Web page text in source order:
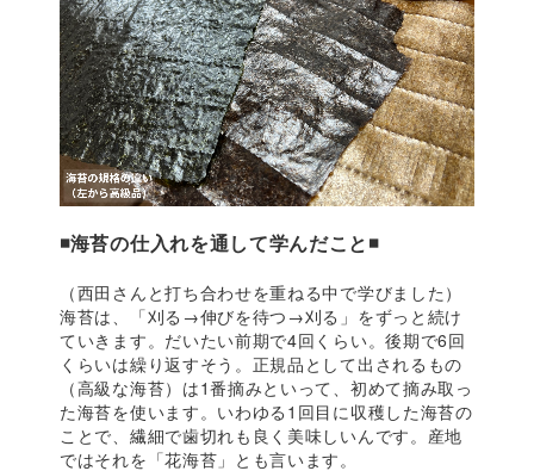
◾️海苔の仕入れを通して学んだこと◾️
（西田さんと打ち合わせを重ねる中で学びました）
海苔は、「刈る→伸びを待つ→刈る」をずっと続け
ていきます。だいたい前期で4回くらい。後期で6回
くらいは繰り返すそう。正規品として出されるもの
（高級な海苔）は1番摘みといって、初めて摘み取っ
た海苔を使います。いわゆる1回目に収穫した海苔の
ことで、繊細で歯切れも良く美味しいんです。産地
ではそれを「花海苔」とも言います。